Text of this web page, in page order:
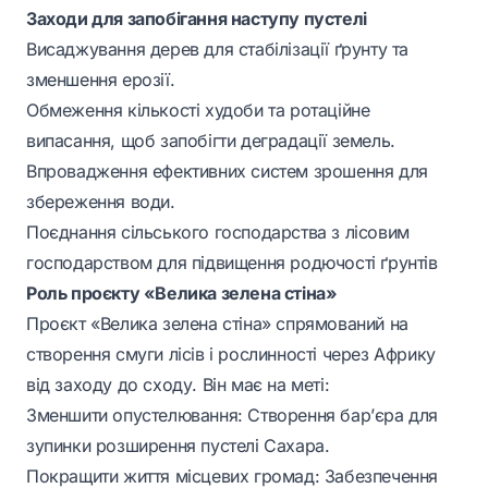
Заходи для запобігання наступу пустелі
Висаджування дерев для стабілізації ґрунту та
зменшення ерозії.
Обмеження кількості худоби та ротаційне
випасання, щоб запобігти деградації земель.
Впровадження ефективних систем зрошення для
збереження води.
Поєднання сільського господарства з лісовим
господарством для підвищення родючості ґрунтів
Роль проєкту «Велика зелена стіна»
Проєкт «Велика зелена стіна» спрямований на
створення смуги лісів і рослинності через Африку
від заходу до сходу. Він має на меті:
Зменшити опустелювання: Створення бар’єра для
зупинки розширення пустелі Сахара.
Покращити життя місцевих громад: Забезпечення